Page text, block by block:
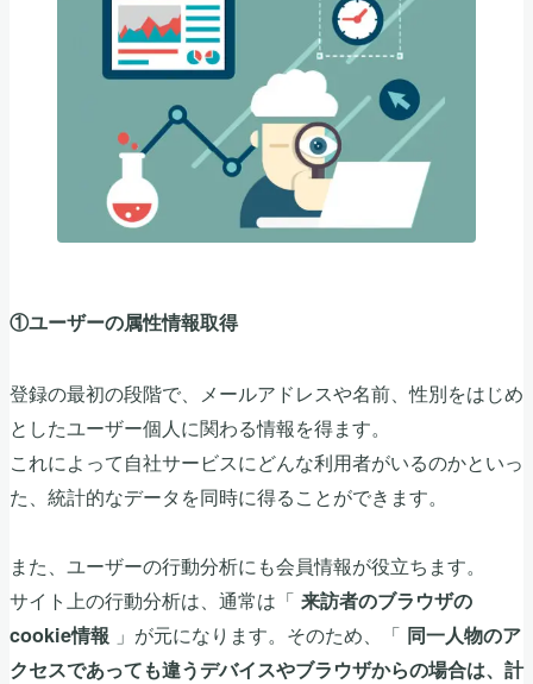
①ユーザーの属性情報取得
登録の最初の段階で、メールアドレスや名前、性別をはじめ
としたユーザー個人に関わる情報を得ます。
これによって自社サービスにどんな利用者がいるのかといっ
た、統計的なデータを同時に得ることができます。
また、ユーザーの行動分析にも会員情報が役立ちます。
サイト上の行動分析は、通常は「 来訪者のブラウザの
cookie情報 」が元になります。そのため、「 同一人物のア
クセスであっても違うデバイスやブラウザからの場合は、計